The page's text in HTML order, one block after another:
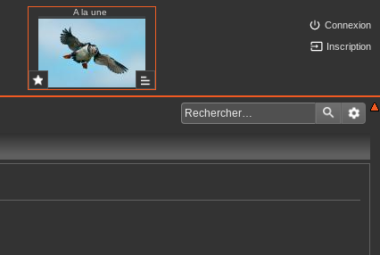
A la une
Connexion
Inscription